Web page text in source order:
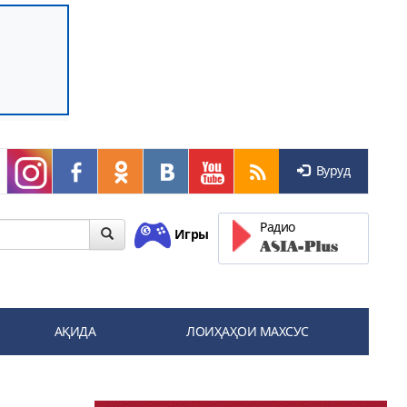
Вуруд
Игры Радио
АҚИДА ЛОИҲАҲОИ МАХСУС